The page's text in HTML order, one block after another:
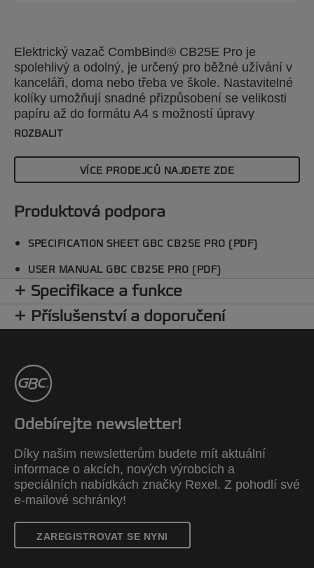
Elektrický vazač CombBind® CB25E Pro je
spolehlivý a odolný, je určený pro běžné užívání v
kanceláři, doma nebo třeba ve škole. Nastavitelné
kolíky umožňují snadné přizpůsobení se velikosti
papíru až do formátu A4 s možností úpravy
hloubky okrajů. Je navržen pro snadné používání a
odřezky. Tento spolehlivý vazač A4 s děrováním až
25 listů A4 x 70 g/m2 dokáže svázat až 500 listů
barva.
ROZBALIT
VÍCE PRODEJCŮ NAJDETE ZDE
Produktová podpora
SPECIFICATION SHEET GBC CB25E PRO (PDF)
USER MANUAL GBC CB25E PRO (PDF)
Specifikace a funkce
Příslušenství a doporučení
Odebírejte newsletter!
Díky našim newsletterům budete mít aktuální
informace o akcích, nových výrobcích a
speciálních nabídkách značky Rexel. Z pohodlí své
e-mailové schránky!
ZAREGISTROVAT SE NYNI